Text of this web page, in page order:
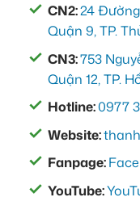
CN2:24
Quận 9, TP.
CN3:753
Quận 12, TP.
Hotline:0977
Website:
Fanpage:
YouTube: